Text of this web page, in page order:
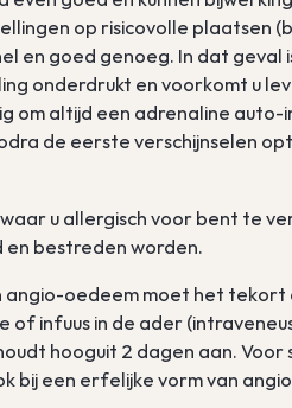
op risicovolle plaatsen
en goed genoeg. In dat
onderdrukt en voorkomt u
om altijd een adrenaline
de eerste verschijnselen
u allergisch voor bent te
bestreden worden.
angio-oedeem moet het
of infuus in de ader
hooguit 2 dagen aan.
bij een erfelijke vorm van